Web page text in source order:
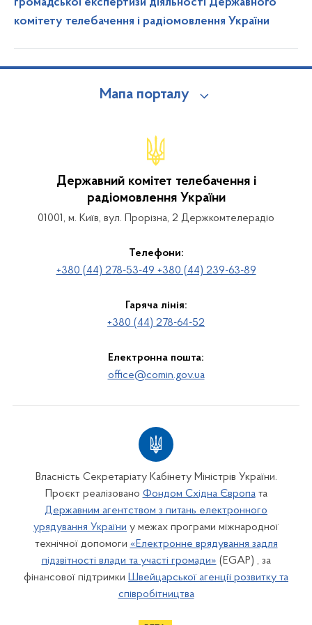
громадської експертизи діяльності Державного
комітету телебачення і радіомовлення України
Мапа порталу
Державний комітет телебачення і
радіомовлення України
01001, м. Київ, вул. Прорізна, 2 Держкомтелерадіо
Телефони:
+380 (44) 278-53-49 +380 (44) 239-63-89
Гаряча лінія:
+380 (44) 278-64-52
Електронна пошта:
office@comin.gov.ua
Власність Секретаріату Кабінету Міністрів України.
Проєкт реалізовано Фондом Східна Європата
Державним агентством з питань електронного
урядування України у межах програми міжнародної
технічної допомоги «Електронне врядування задля
підзвітності влади та участі громади» (EGAP) , за
фінансової підтримки Швейцарської агенції розвитку та
співробітництва